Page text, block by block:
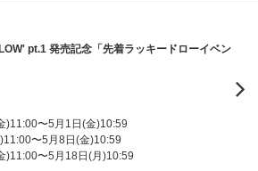
pt.1 発売記念「先着ラッキードローイベン
)11:00〜5月1日(金)10:59
〜5月8日(金)10:59
)11:00〜5月18日(月)10:59